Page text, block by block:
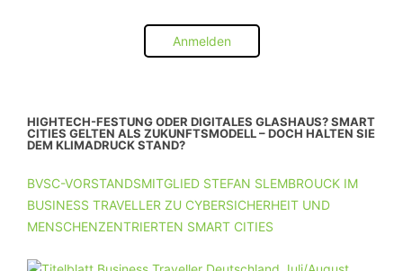
Anmelden
HIGHTECH-FESTUNG ODER DIGITALES GLASHAUS? SMART
CITIES GELTEN ALS ZUKUNFTSMODELL – DOCH HALTEN SIE
DEM KLIMADRUCK STAND?
BVSC-VORSTANDSMITGLIED STEFAN SLEMBROUCK IM
BUSINESS TRAVELLER ZU CYBERSICHERHEIT UND
MENSCHENZENTRIERTEN SMART CITIES